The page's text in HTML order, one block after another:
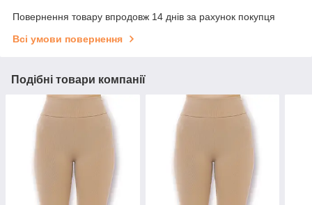
Повернення товару впродовж 14 днів за рахунок покупця
Всі умови повернення
Подібні товари компанії